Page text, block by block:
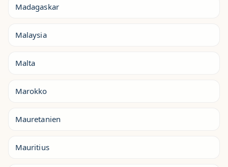
Madagaskar
Malaysia
Malta
Marokko
Mauretanien
Mauritius